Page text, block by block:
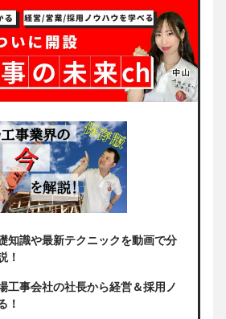
知識や最新テクニックを動画で分
！
工事会社の社長から経営＆採用ノ
！